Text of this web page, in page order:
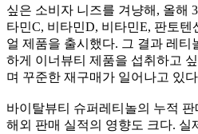
싶은 소비자 니즈를 겨냥해, 올해
타민C, 비타민D, 비타민E, 판토
얼 제품을 출시했다. 그 결과 레티
하게 이너뷰티 제품을 섭취하고
며 꾸준한 재구매가 일어나고 있
바이탈뷰티 슈퍼레티놀의 누적
해외 판매 실적의 영향도 크다. 실